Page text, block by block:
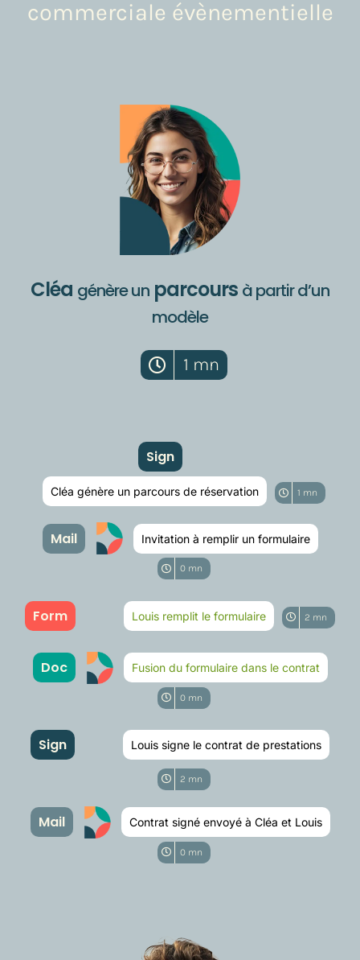
commerciale évènementielle
Cléa génère un parcours à partir d’un
modèle
1 mn
Sign
Cléa génère un parcours de réservation 1 mn
Mail Invitation à remplir un formulaire
0 mn
Form Louis remplit le formulaire 2 mn
Doc Fusion du formulaire dans le contrat
0 mn
Sign Louis signe le contrat de prestations
2 mn
Mail Contrat signé envoyé à Cléa et Louis
0 mn